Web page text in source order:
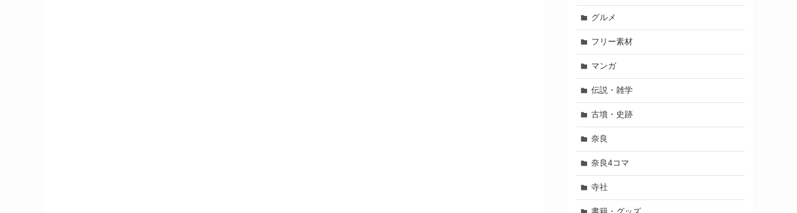
グルメ
フリー素材
マンガ
伝説・雑学
古墳・史跡
奈良
奈良4コマ
寺社